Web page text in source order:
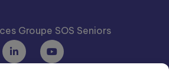
Groupe SOS Seniors